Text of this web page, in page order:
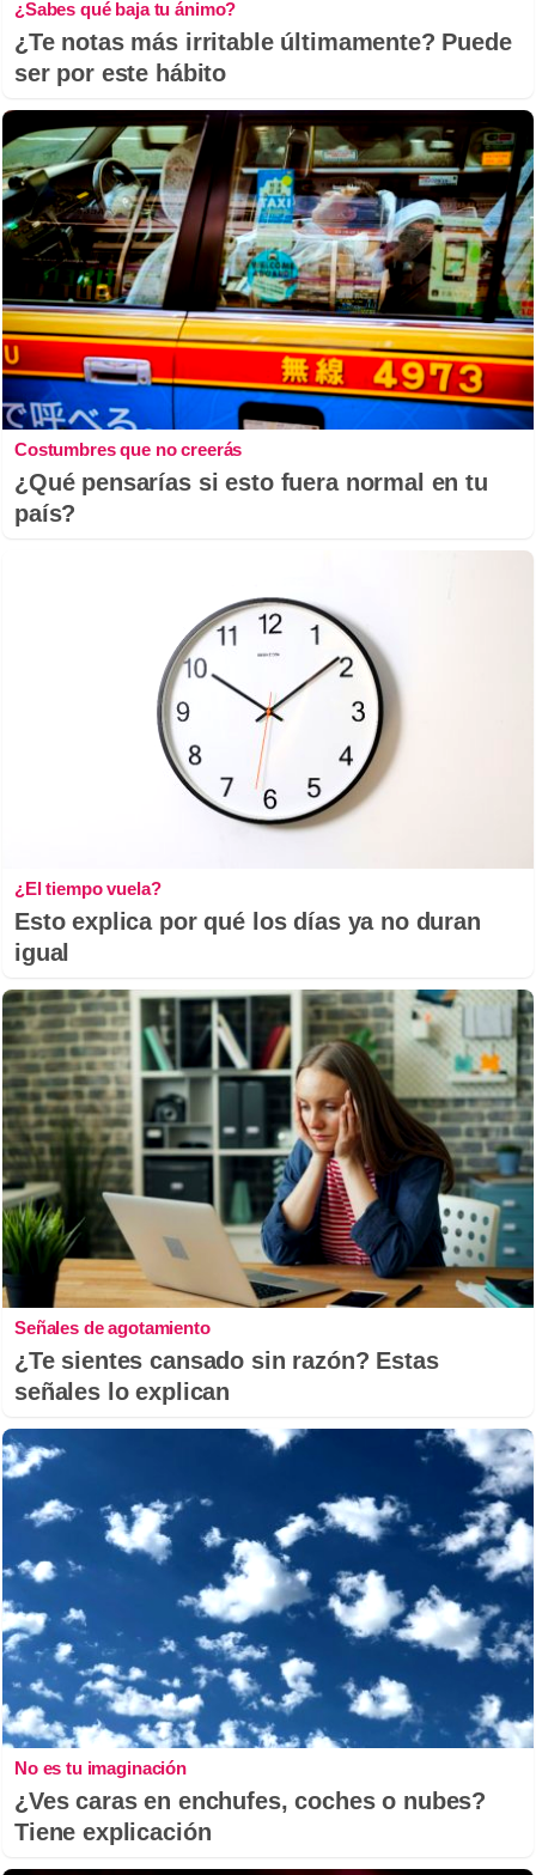
¿Sabes qué baja tu ánimo?
¿Te notas más irritable últimamente? Puede
ser por este hábito
Costumbres que no creerás
¿Qué pensarías si esto fuera normal en tu
país?
¿El tiempo vuela?
Esto explica por qué los días ya no duran
igual
Señales de agotamiento
¿Te sientes cansado sin razón? Estas
señales lo explican
No es tu imaginación
¿Ves caras en enchufes, coches o nubes?
Tiene explicación